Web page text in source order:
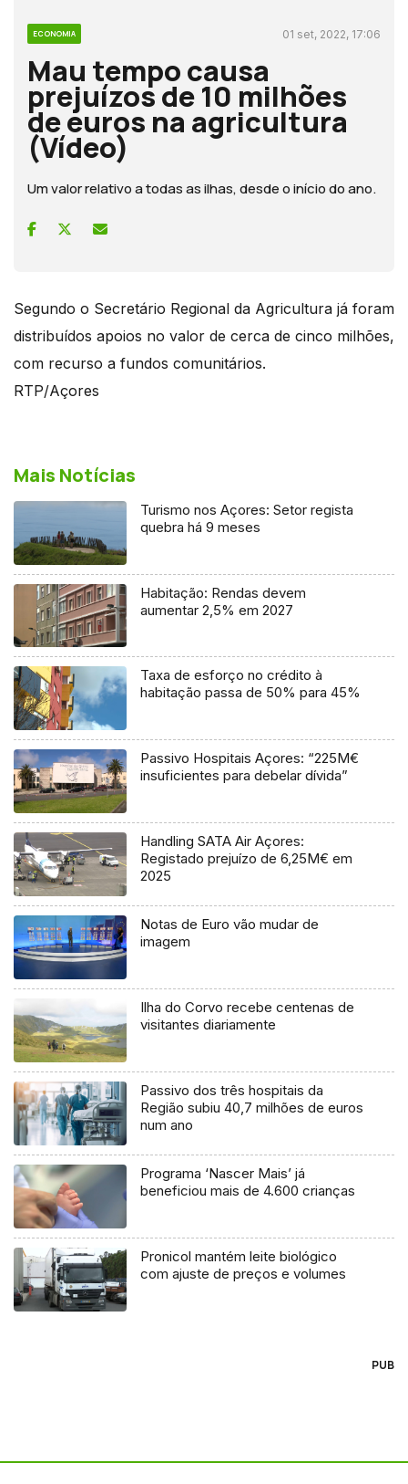
ECONOMIA 01 set, 2022, 17:06
Mau tempo causa
prejuízos de 10 milhões
de euros na agricultura
(Vídeo)
Um valor relativo a todas as ilhas, desde o início do ano.
Segundo o Secretário Regional da Agricultura já foram
distribuídos apoios no valor de cerca de cinco milhões,
com recurso a fundos comunitários.
RTP/Açores
Mais Notícias
Turismo nos Açores: Setor regista
quebra há 9 meses
Habitação: Rendas devem
aumentar 2,5% em 2027
Taxa de esforço no crédito à
habitação passa de 50% para 45%
Passivo Hospitais Açores: “225M€
insuficientes para debelar dívida”
Handling SATA Air Açores:
Registado prejuízo de 6,25M€ em
2025
Notas de Euro vão mudar de
imagem
Ilha do Corvo recebe centenas de
visitantes diariamente
Passivo dos três hospitais da
Região subiu 40,7 milhões de euros
num ano
Programa ‘Nascer Mais’ já
beneficiou mais de 4.600 crianças
Pronicol mantém leite biológico
com ajuste de preços e volumes
PUB